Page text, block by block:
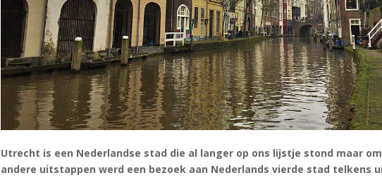
Utrecht is een Nederlandse stad die al langer op ons lijstje stond maar
andere uitstappen werd een bezoek aan Nederlands vierde stad telkens